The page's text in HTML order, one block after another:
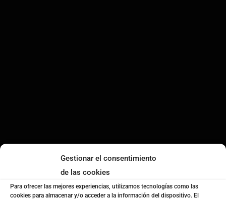
Gestionar el consentimiento
de las cookies
Para ofrecer las mejores experiencias, utilizamos tecnologías como las
cookies para almacenar y/o acceder a la información del dispositivo. El